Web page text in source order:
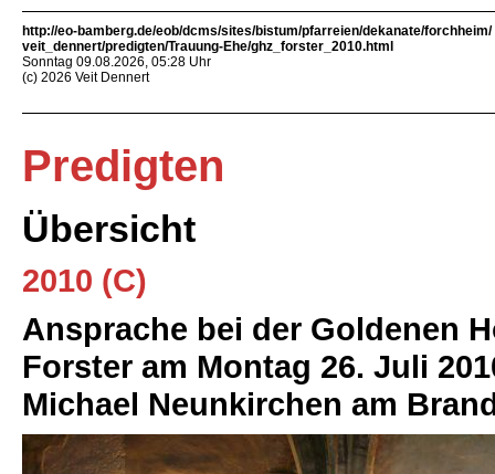
http://eo-bamberg.de/eob/dcms/sites/bistum/pfarreien/dekanate/forchheim/
veit_dennert/predigten/Trauung-Ehe/ghz_forster_2010.html
Sonntag 09.08.2026, 05:28 Uhr
(c) 2026 Veit Dennert
Predigten
Übersicht
2010 (C)
Ansprache bei der Goldenen
Forster am Montag 26. Juli
Michael Neunkirchen am